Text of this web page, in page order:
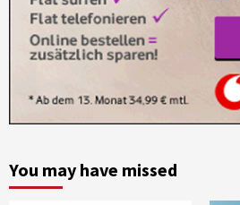
You may have missed